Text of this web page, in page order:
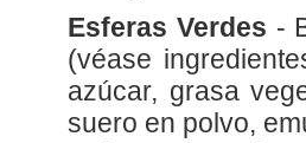
Esferas Verdes -
(véase
azúcar, grasa
suero en polvo,